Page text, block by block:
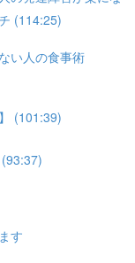
(114:25)
い人の食事術
(101:39)
す